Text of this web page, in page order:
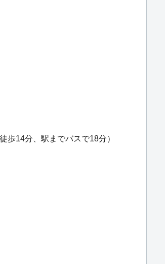
歩14分、駅までバスで18分）